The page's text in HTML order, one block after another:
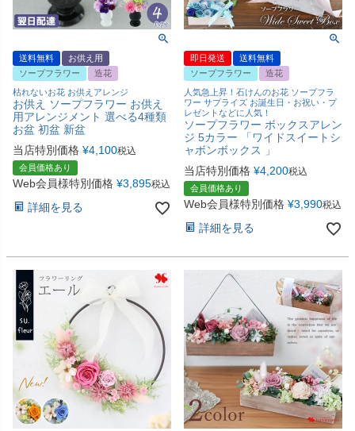
送料無料
お供え用
ソープフラワー
造花
枯れないお花 お供えアレンジ
お供え ソープフラワー お供え
用アレンジメント 選べる4種類
お盆 初盆 新盆
当店特別価格 ¥4,100税込
会員価格あり
Web会員様特別価格 ¥3,895税込
詳細を見る
即日発送
送料無料
ソープフラワー
造花
人気急上昇！石けんのお花 ソープフラ
ワー サプライズ お誕生日・お祝い・プ
レゼントなどに人気！
ソープフラワー ボックスアレン
ジ 5カラー 「ワイドスイートシ
ャボンボックス 」
当店特別価格 ¥4,200税込
会員価格あり
Web会員様特別価格 ¥3,990税込
詳細を見る